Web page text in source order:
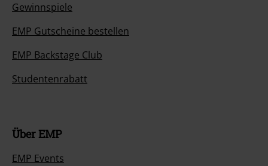
Gewinnspiele
EMP Gutscheine bestellen
EMP Backstage Club
Studentenrabatt
Über EMP
EMP Events